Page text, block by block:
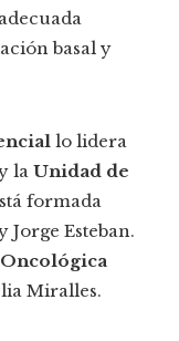
basal y
lo lidera
la Unidad de
formada
Jorge Esteban.
Miralles.